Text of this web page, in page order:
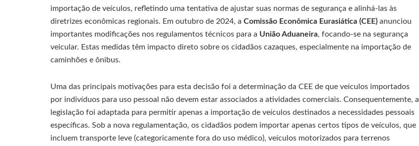
importação de veículos, refletindo uma tentativa de ajustar suas normas de segurança e alinhá-las às
diretrizes econômicas regionais. Em outubro de 2024, a Comissão Econômica Eurasiática (CEE) anunciou
importantes modificações nos regulamentos técnicos para a União Aduaneira, focando-se na segurança
veicular. Estas medidas têm impacto direto sobre os cidadãos cazaques, especialmente na importação de
caminhões e ônibus.
Uma das principais motivações para esta decisão foi a determinação da CEE de que veículos importados
por indivíduos para uso pessoal não devem estar associados a atividades comerciais. Consequentemente, a
legislação foi adaptada para permitir apenas a importação de veículos destinados a necessidades pessoais
específicas. Sob a nova regulamentação, os cidadãos podem importar apenas certos tipos de veículos, que
incluem transporte leve (categoricamente fora do uso médico), veículos motorizados para terrenos